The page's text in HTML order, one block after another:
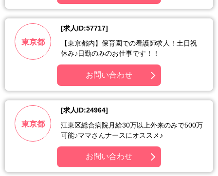
東京都
[求人ID:57717]
【東京都内】保育園での看護師求人！土日祝
休み♪日勤のみのお仕事です！！
お問い合わせ
東京都
[求人ID:24964]
江東区総合病院月給30万以上外来のみで500万
可能♪ママさんナースにオススメ♪
お問い合わせ